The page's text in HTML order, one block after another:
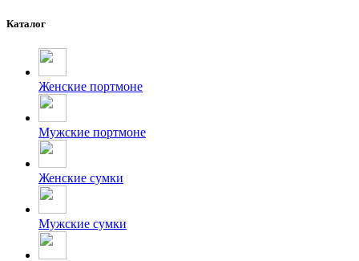
Каталог
Женские портмоне
Мужские портмоне
Женские сумки
Мужские сумки